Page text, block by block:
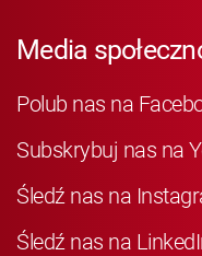
Media
Polub nas na
Subskrybuj nas na
Śledź nas na
Śledź nas na